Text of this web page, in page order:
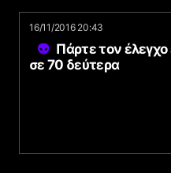
16/11/2016 20:43
Πάρτε τον
σε 70 δεύτερα